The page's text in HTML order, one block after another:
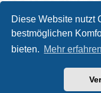
Diese Website nutzt
bestmöglichen
bieten. Mehr erfahren
Du darfst deine Beiträge in
Du darfst deine Beiträge in
Foren-Übersicht
Powered by
Kulturkosmos